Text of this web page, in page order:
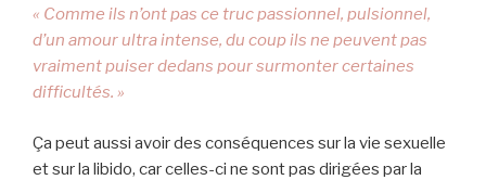
« Comme ils n’ont pas ce truc passionnel, pulsionnel,
d’un amour ultra intense, du coup ils ne peuvent pas
vraiment puiser dedans pour surmonter certaines
difficultés. »
Ça peut aussi avoir des conséquences sur la vie sexuelle
et sur la libido, car celles-ci ne sont pas dirigées par la